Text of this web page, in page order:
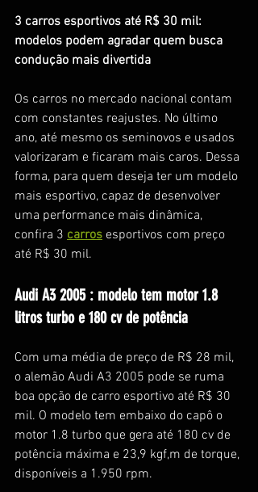
3 carros esportivos até R$ 30 mil:
modelos podem agradar quem busca
condução mais divertida
Os carros no mercado nacional contam
com constantes reajustes. No último
ano, até mesmo os seminovos e usados
valorizaram e ficaram mais caros. Dessa
forma, para quem deseja ter um modelo
mais esportivo, capaz de desenvolver
uma performance mais dinâmica,
confira 3 carros esportivos com preço
até R$ 30 mil.
Audi A3 2005 : modelo tem motor 1.8
litros turbo e 180 cv de potência
Com uma média de preço de R$ 28 mil,
o alemão Audi A3 2005 pode se ruma
boa opção de carro esportivo até R$ 30
mil. O modelo tem embaixo do capô o
motor 1.8 turbo que gera até 180 cv de
potência máxima e 23,9 kgf,m de torque,
disponíveis a 1.950 rpm.